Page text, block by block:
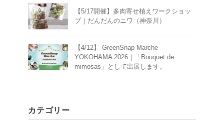
【5/17開催】多肉寄せ植えワークショッ
プ｜だんだんのニワ（神奈川）
【4/12】 GreenSnap Marche
YOKOHAMA 2026｜「Bouquet de
mimosas」として出展します。
カテゴリー